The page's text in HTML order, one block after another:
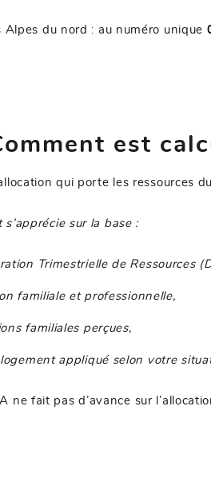
Alpes du nord : au numéro unique
est
qui porte les ressources
sur la base :
Trimestrielle de Ressources
familiale et professionnelle,
familiales perçues,
appliqué selon votre
ne fait pas d’avance sur